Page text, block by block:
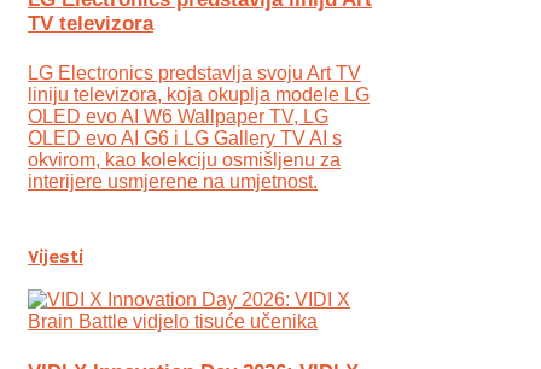
TV televizora
LG Electronics predstavlja svoju Art TV
liniju televizora, koja okuplja modele LG
OLED evo AI W6 Wallpaper TV, LG
OLED evo AI G6 i LG Gallery TV AI s
okvirom, kao kolekciju osmišljenu za
interijere usmjerene na umjetnost.
Vijesti